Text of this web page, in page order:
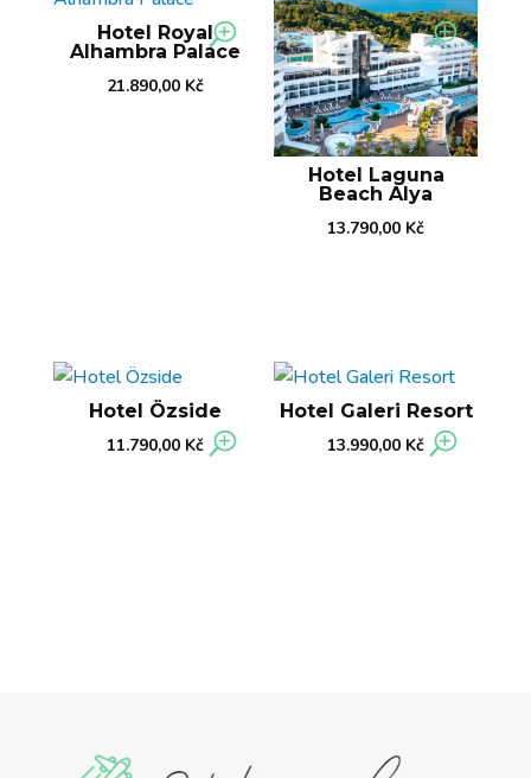
Hotel Royal
Alhambra Palace
21.890,00 Kč
Hotel Laguna
Beach Alya
13.790,00 Kč
Hotel Özside
11.790,00 Kč
Hotel Galeri Resort
13.990,00 Kč